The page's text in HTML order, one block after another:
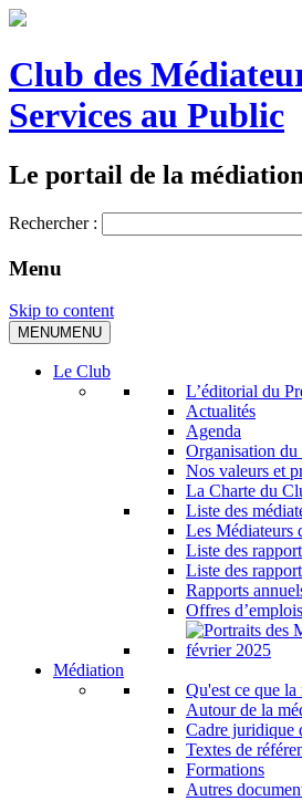
Club des
Services au Public
Le portail de la
Rechercher :
Menu
Skip to content
MENUMENU
Le Club
L’éditorial du
Actualités
Agenda
Organisation
Nos valeurs et
La Charte du
Liste des
Les Médiateurs
Liste des
Liste des
Rapports
Offres d’emplois
Médiation
Qu'est ce que
Autour de la
Cadre juridique
Textes de
Formations
Autres